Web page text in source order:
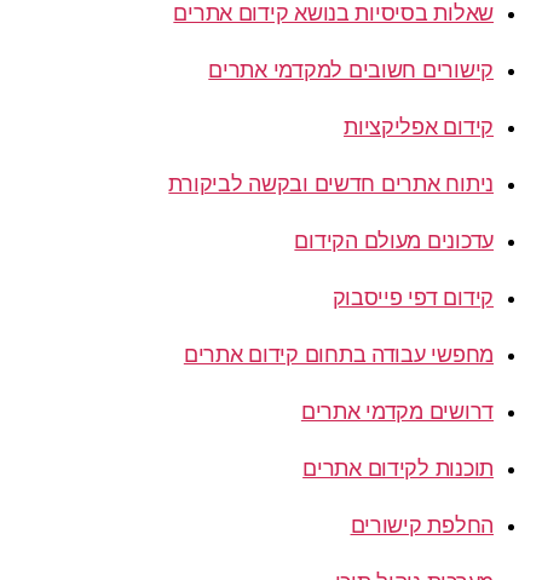
שאלות בסיסיות בנושא קידום אתרים
קישורים חשובים למקדמי אתרים
קידום אפליקציות
ניתוח אתרים חדשים ובקשה לביקורת
עדכונים מעולם הקידום
קידום דפי פייסבוק
מחפשי עבודה בתחום קידום אתרים
דרושים מקדמי אתרים
תוכנות לקידום אתרים
החלפת קישורים